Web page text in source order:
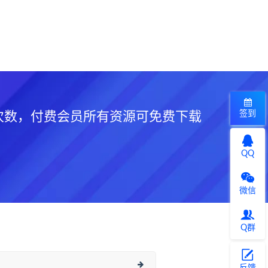
，付费会员所有资源可免费下载 签到
QQ
微信
Q群